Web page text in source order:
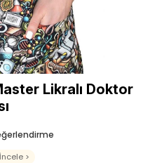
Likralı Doktor
>